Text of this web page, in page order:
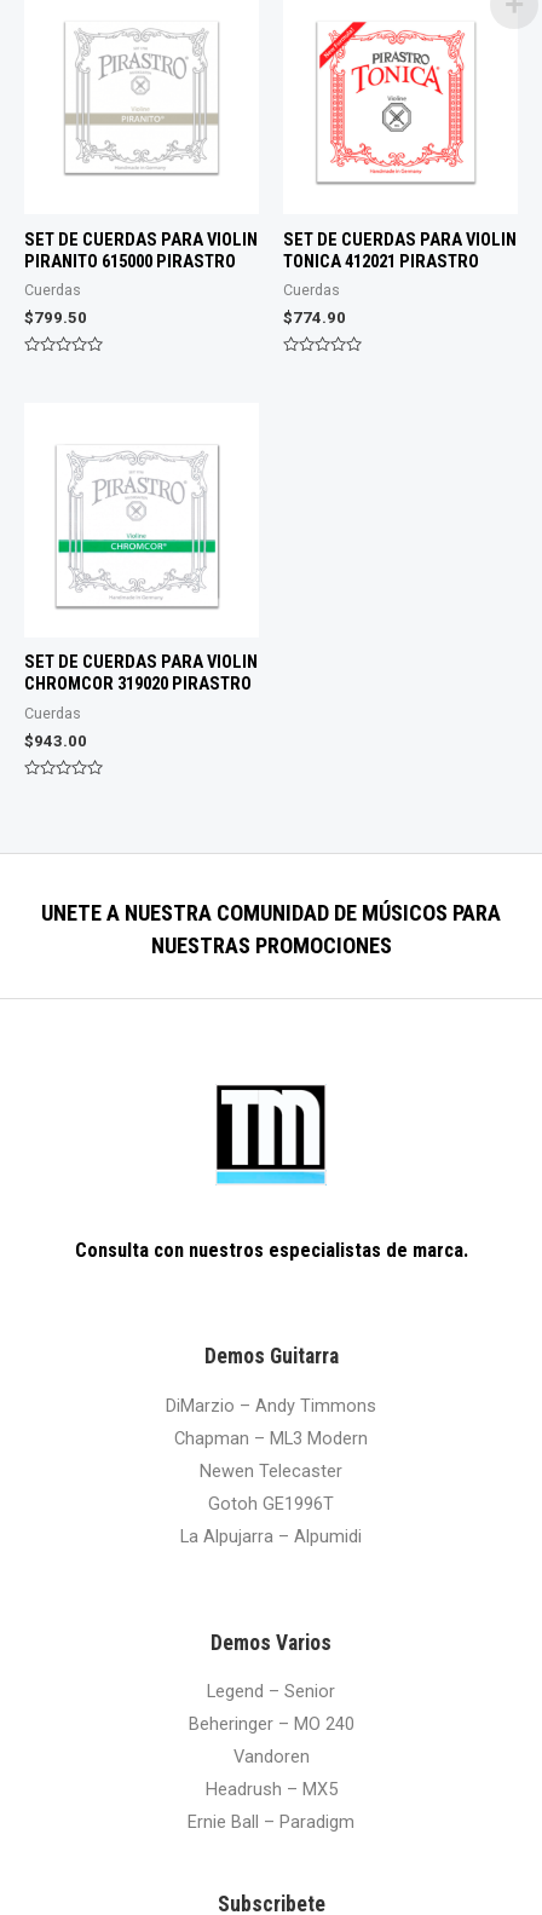
SET DE CUERDAS PARA VIOLIN
PIRANITO 615000 PIRASTRO
Cuerdas
$799.50
SET DE CUERDAS PARA VIOLIN
TONICA 412021 PIRASTRO
Cuerdas
$774.90
SET DE CUERDAS PARA VIOLIN
CHROMCOR 319020 PIRASTRO
Cuerdas
$943.00
UNETE A NUESTRA COMUNIDAD DE MÚSICOS PARA
NUESTRAS PROMOCIONES
Consulta con nuestros especialistas de marca.
Demos Guitarra
DiMarzio – Andy Timmons
Chapman – ML3 Modern
Newen Telecaster
Gotoh GE1996T
La Alpujarra – Alpumidi
Demos Varios
Legend – Senior
Beheringer – MO 240
Vandoren
Headrush – MX5
Ernie Ball – Paradigm
Subscribete